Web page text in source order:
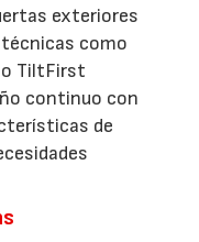
exteriores
como
TiltFirst
continuo con
de